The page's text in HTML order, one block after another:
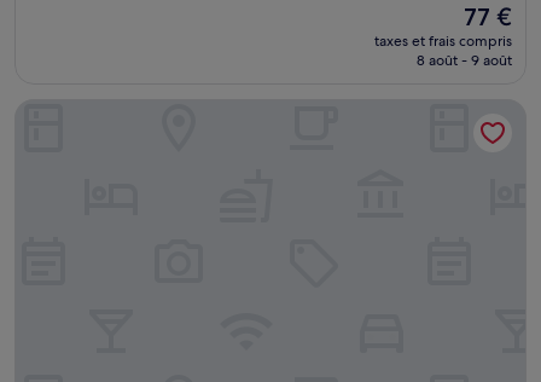
Le
nouveau
prix
de
77 €
77 €
taxes et frais compris
8 août - 9 août